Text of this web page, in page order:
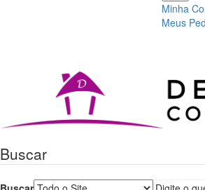
Minha
Meus
Decore
com
papel
é
Buscar